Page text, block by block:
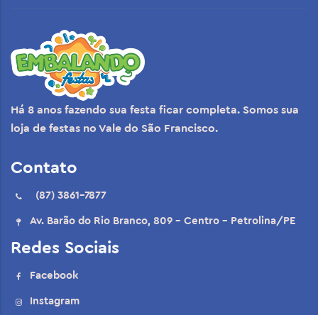
Há 8 anos fazendo sua festa ficar completa. Somos sua
loja de festas no Vale do São Francisco.
Contato
(87) 3861-7877
Av. Barão do Rio Branco, 809 - Centro - Petrolina/PE
Redes Sociais
Facebook
Instagram